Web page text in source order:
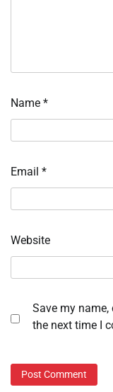
Name *
Email *
Website
Save my
the next time I